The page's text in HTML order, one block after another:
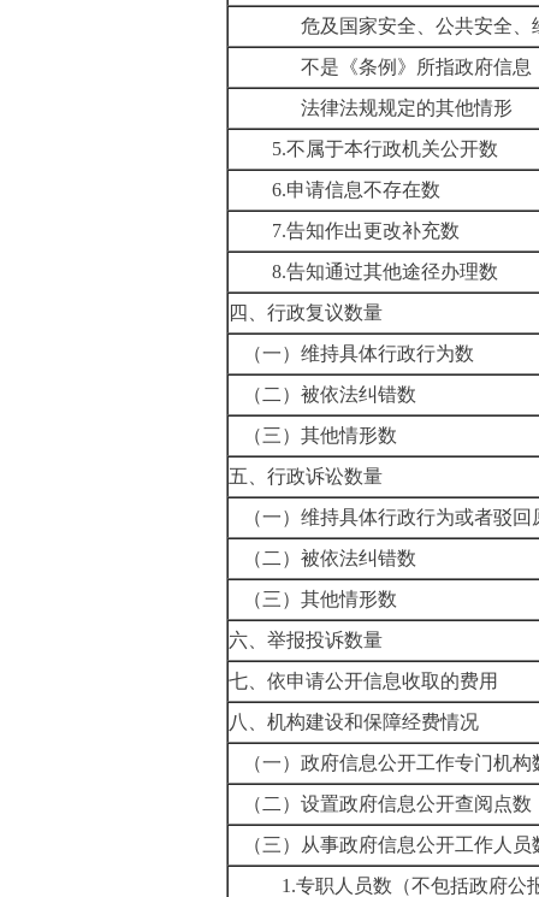
危及国家安全、公共安全、
不是《条例》所指政府信息
法律法规规定的其他情形
5.不属于本行政机关公开数
6.申请信息不存在数
7.告知作出更改补充数
8.告知通过其他途径办理数
四、行政复议数量
（一）维持具体行政行为数
（二）被依法纠错数
（三）其他情形数
五、行政诉讼数量
（一）维持具体行政行为或者驳
（二）被依法纠错数
（三）其他情形数
六、举报投诉数量
七、依申请公开信息收取的费用
八、机构建设和保障经费情况
（一）政府信息公开工作专门机构
（二）设置政府信息公开查阅点数
（三）从事政府信息公开工作人员
1.专职人员数（不包括政府公